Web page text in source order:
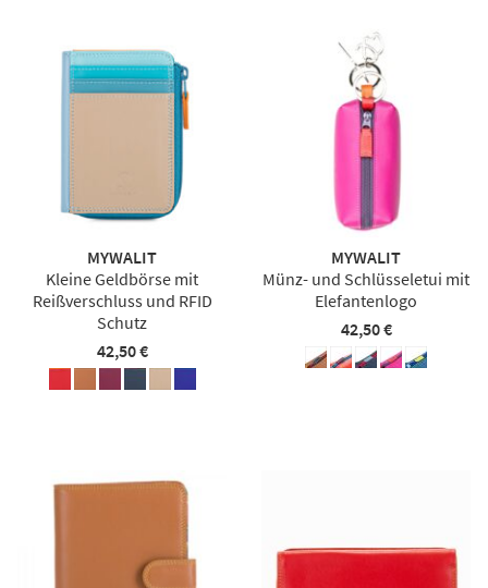
MYWALIT
Kleine Geldbörse mit
Reißverschluss und RFID
Schutz
42,50 €
MYWALIT
Münz- und Schlüsseletui mit
Elefantenlogo
42,50 €